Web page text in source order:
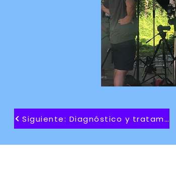
Siguiente: Diagnóstico y tratamiento